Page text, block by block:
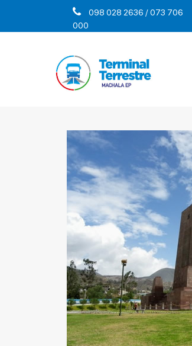
098 028 2636 / 073 706
000